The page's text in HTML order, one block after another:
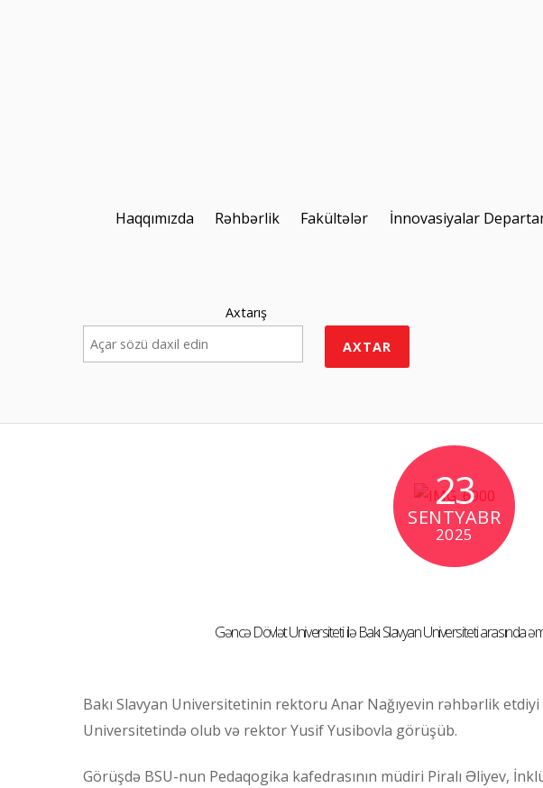
Haqqımızda Rəhbərlik Fakültələr İnnovasiyalar
Axtarış
AXTAR
23
SENTYABR
2025
Gəncə Dövlət Universiteti ilə Bakı Slavyan Universiteti arasında
Bakı Slavyan Universitetinin rektoru Anar Nağıyevin rəhbərlik
Universitetində olub və rektor Yusif Yusibovla görüşüb.
Görüşdə BSU-nun Pedaqogika kafedrasının müdiri Piralı Əliyev,